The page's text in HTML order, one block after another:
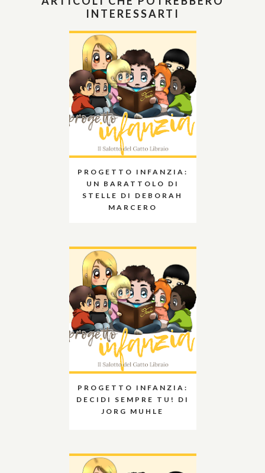
INTERESSARTI
PROGETTO INFANZIA:
UN BARATTOLO DI
STELLE DI DEBORAH
MARCERO
PROGETTO INFANZIA:
DECIDI SEMPRE TU! DI
JORG MUHLE